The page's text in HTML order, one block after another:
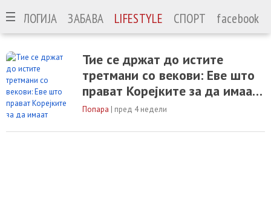
ЗАБАВА LIFESTYLE СПОРТ facebook
Тие се држат до истите
третмани со векови: Еве што
прават Корејките за да имаат
совршена кожа
Попара | пред 4 недели